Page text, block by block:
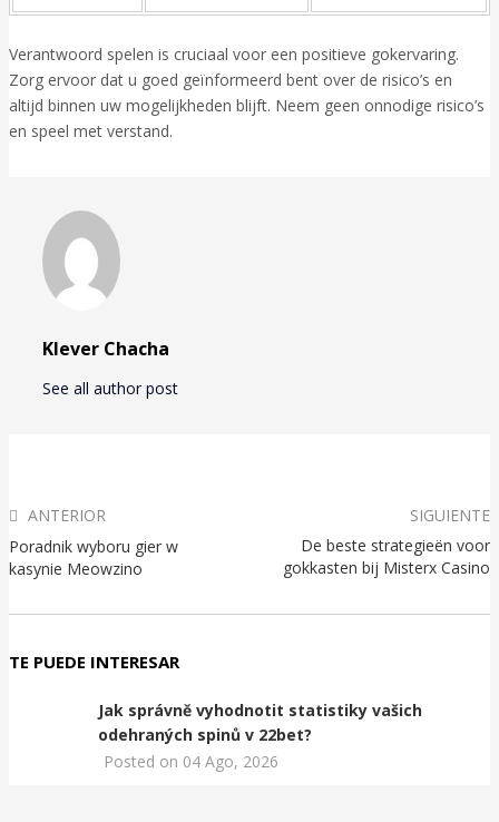
Verantwoord spelen is cruciaal voor een positieve gokervaring.
Zorg ervoor dat u goed geïnformeerd bent over de risico’s en
altijd binnen uw mogelijkheden blijft. Neem geen onnodige risico’s
en speel met verstand.
Klever Chacha
See all author post
ANTERIOR
Poradnik wyboru gier w
kasynie Meowzino
SIGUIENTE
De beste strategieën voor
gokkasten bij Misterx Casino
TE PUEDE INTERESAR
Jak správně vyhodnotit statistiky vašich
odehraných spinů v 22bet?
Posted on 04 Ago, 2026